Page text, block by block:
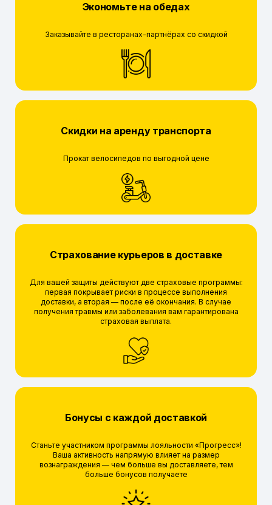
Экономьте на обедах
Заказывайте в ресторанах-партнёрах со скидкой
Скидки на аренду транспорта
Прокат велосипедов по выгодной цене
Страхование курьеров в доставке
Для вашей защиты действуют две страховые программы:
первая покрывает риски в процессе выполнения
доставки, а вторая — после её окончания. В случае
получения травмы или заболевания вам гарантирована
страховая выплата.
Бонусы с каждой доставкой
Станьте участником программы лояльности «Прогресс»!
Ваша активность напрямую влияет на размер
вознаграждения — чем больше вы доставляете, тем
больше бонусов получаете